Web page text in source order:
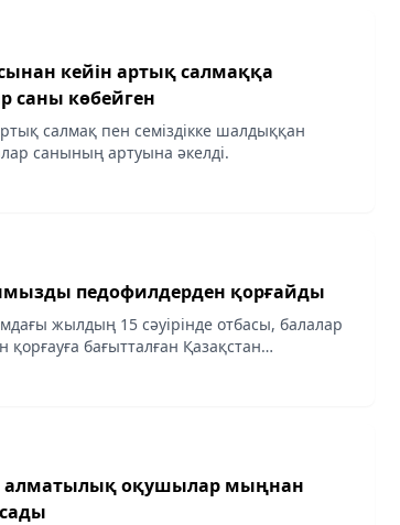
кейін артық салмаққа
саны көбейген
салмақ пен семіздікке шалдыққан
санының артуына әкелді.
педофилдерден қорғайды
жылдың 15 сәуірінде отбасы, балалар
бағытталған Қазақстан
түзетулерге қол қойғаны белгілі.
алматылық оқушылар мыңнан